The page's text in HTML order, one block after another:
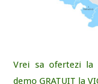
Vrei sa ofertezi la
demo GRATUIT la